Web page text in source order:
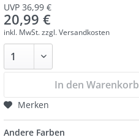
UVP 36,99 €
20,99 €
inkl. MwSt.zzgl. Versandkosten
In den Warenkorb
Merken
Andere Farben